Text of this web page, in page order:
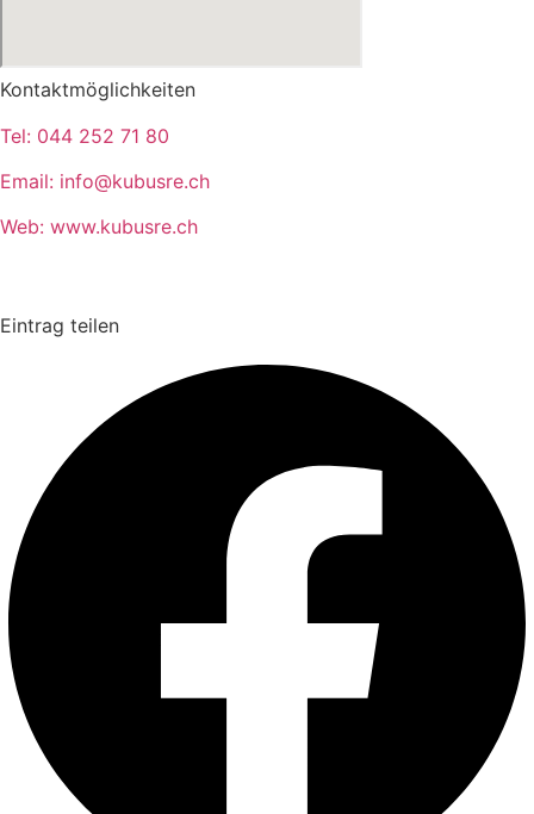
Kontaktmöglichkeiten
Tel: 044 252 71 80
Email: info@kubusre.ch
Web: www.kubusre.ch
Eintrag teilen